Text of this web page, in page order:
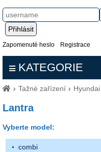
Zapomenuté heslo Registrace
KATEGORIE
Tažné zařízení Hyundai
Lantra
Vyberte model:
combi